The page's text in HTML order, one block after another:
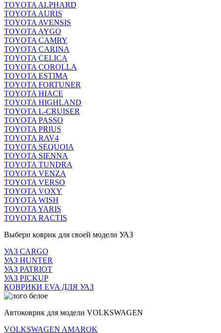
TOYOTA ALPHARD
TOYOTA AURIS
TOYOTA AVENSIS
TOYOTA AYGO
TOYOTA CAMRY
TOYOTA CARINA
TOYOTA CELICA
TOYOTA COROLLA
TOYOTA ESTIMA
TOYOTA FORTUNER
TOYOTA HIACE
TOYOTA HIGHLAND
TOYOTA L-CRUISER
TOYOTA PASSO
TOYOTA PRIUS
TOYOTA RAV4
TOYOTA SEQUOIA
TOYOTA SIENNA
TOYOTA TUNDRA
TOYOTA VENZA
TOYOTA VERSO
TOYOTA VOXY
TOYOTA WISH
TOYOTA YARIS
TOYOTA RACTIS
Выбери коврик для своей модели УАЗ
УАЗ CARGO
УАЗ HUNTER
УАЗ PATRIOT
УАЗ PICKUP
КОВРИКИ EVA ДЛЯ УАЗ
Автоковрик для модели VOLKSWAGEN
VOLKSWAGEN AMAROK